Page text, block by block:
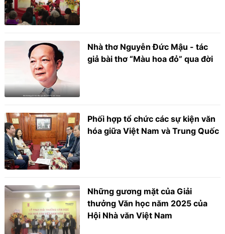
Nhà thơ Nguyễn Đức Mậu - tác
giả bài thơ “Màu hoa đỏ” qua đời
Phối hợp tổ chức các sự kiện văn
hóa giữa Việt Nam và Trung Quốc
Những gương mặt của Giải
thưởng Văn học năm 2025 của
Hội Nhà văn Việt Nam